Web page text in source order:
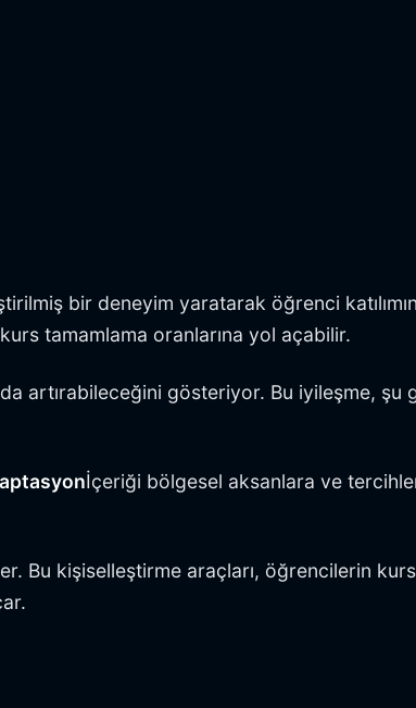
bir deneyim yaratarak öğrenci
tamamlama oranlarına yol açabilir.
artırabileceğini gösteriyor. Bu iyileşme,
İçeriği bölgesel aksanlara ve
Bu kişiselleştirme araçları, öğrencilerin